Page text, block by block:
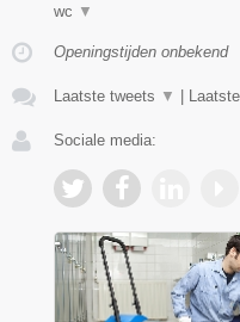
wc ▼
Openingstijden onbekend
Laatste tweets ▼
Sociale media: